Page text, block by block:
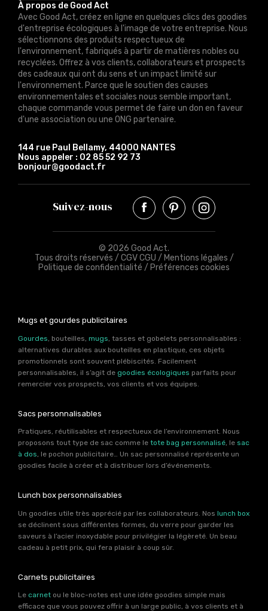
À propos de Good Act
Avec Good Act, créez en ligne en quelques clics des goodies
d'entreprise écologiques à l'image de votre entreprise. Nous
sélectionnons des produits respectueux de
l'environnement, fabriqués à partir de matières nobles ou
recyclées. Offrez à vos clients, collaborateurs et prospects
des cadeaux qui ont du sens et un impact limité sur
l'environnement. Parce que le soutien des causes
environnementales et sociales nous semble important,
chaque commande vous permet de faire un don en faveur
d'une association ou une ONG partenaire.
144 rue Paul Bellamy, 44000 NANTES
Nous appeler : 02 85 52 92 73
bonjour@goodact.fr
Suivez-nous
© 2026 Good Act.
Tous droits réservés / CGV CGU / Mentions légales /
Politique de confidentialité / Préférences cookies
Mugs et gourdes publicitaires
Gourdes , bouteilles, mugs , tasses et gobelets personnalisables :
alternatives durables aux bouteilles en plastique, ces objets
promotionnels sont souvent plébiscités. Facilement
personnalisables, il s’agit de goodies écologiques parfaits pour
remercier vos prospects, vos clients et vos équipes.
Sacs personnalisables
Pratiques, réutilisables et respectueux de l’environnement. Nous
proposons tout type de sac comme le tote bag personnalisé, le sac
à dos, le pochon publicitaire… Un sac personnalisé représente un
goodies facile à créer et à distribuer lors d’événements.
Lunch box personnalisables
Un goodies utile très apprécié par les collaborateurs. Nos lunch box
se déclinent sous différentes formes, du verre pour garder les
saveurs à l’acier inoxydable pour privilégier la légèreté. Un beau
cadeau à petit prix, qui fera plaisir à coup sûr.
Carnets publicitaires
Le carnet ou le bloc-notes est une idée goodies simple mais
efficace que vous pouvez offrir à un large public, à vos clients et à